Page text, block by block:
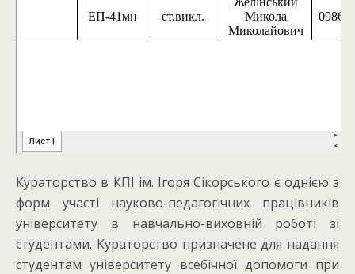
Кураторство в КПІ ім. Ігоря Сікорського є однією з
форм участі науково-педагогічних працівників
університету в навчально-виховній роботі зі
студентами. Кураторство призначене для надання
студентам університету всебічної допомоги при